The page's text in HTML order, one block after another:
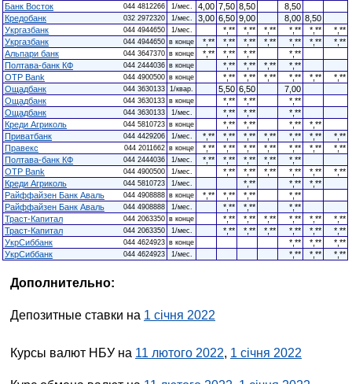
Банк Восток
044 4812266 1/мес. 4,00 7,50 8,50
8,50
Кредобанк
032 2972320 1/мес. 3,00 6,50 9,00 8,00 8,50
Укргазбанк
044 4944650 1/мес. *,** *,** *,** *,** *,**
*,**
Укргазбанк
044 4944650 в конце *,** *,** *,** *,** *,** *,**
*,**
Альпари банк
044 3647370 в конце *,** *,** *,**
*,**
Полтава-банк КФ
044 2444036 в конце *,** *,** *,**
*,**
OTP Bank
044 4900500 в конце *,** *,** *,** *,** *,**
*,**
Ощадбанк
044 3630133 1/квар. 5,50 6,50
7,00
Ощадбанк
044 3630133 в конце *,** *,**
*,**
Ощадбанк
044 3630133 1/мес. *,** *,**
*,**
Креди Агриколь
044 5810723 в конце *,** *,** *,**
*,**
Приватбанк
044 4429206 1/мес. *,** *,** *,** *,** *,** *,**
*,**
Правекс
044 2011662 в конце *,** *,** *,** *,** *,** *,**
*,**
Полтава-банк КФ
044 2444036 1/мес. *,** *,** *,** *,**
*,**
OTP Bank
044 4900500 1/мес. *,** *,** *,** *,** *,**
*,**
Креди Агриколь
044 5810723 1/мес. *,** *,**
*,**
Райффайзен Банк Аваль
044 4908888 в конце *,** *,** *,**
*,**
Райффайзен Банк Аваль
044 4908888 1/мес. *,** *,**
*,**
Траст-Капитал
044 2063350 в конце *,** *,** *,** *,** *,**
*,**
Траст-Капитал
044 2063350 1/мес. *,** *,** *,** *,** *,**
*,**
УкрСиббанк
044 4624923 в конце *,** *,**
*,**
УкрСиббанк
044 4624923 1/мес. *,** *,** *,**
Дополнительно:
Депозитные ставки на 1 січня 2022
Курсы валют НБУ на 11 лютого 2022, 1 січня 2022